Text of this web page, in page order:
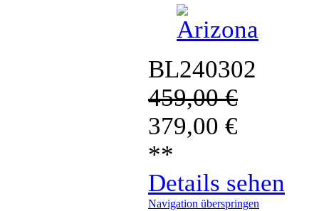
BL240302
459,00€
379,00 €
**
Details sehen
Navigation überspringen